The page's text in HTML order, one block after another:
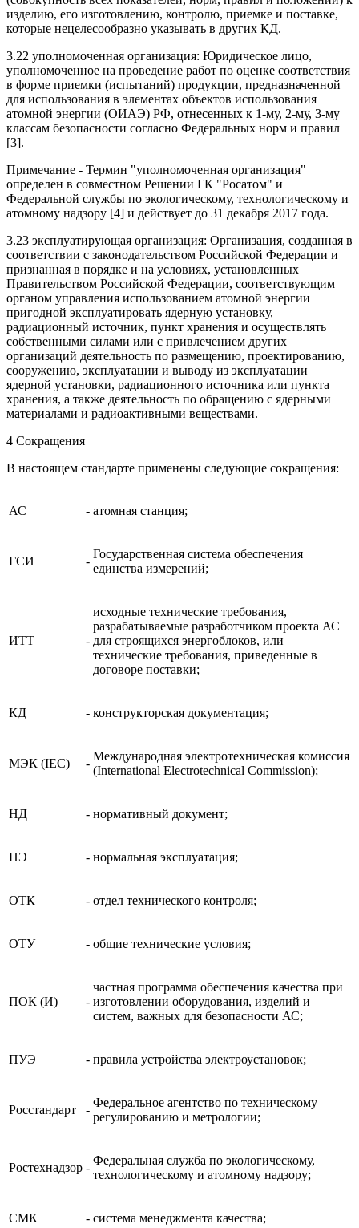
изделию, его изготовлению, контролю, приемке и поставке,
которые нецелесообразно указывать в других КД.
3.22 уполномоченная организация: Юридическое лицо,
уполномоченное на проведение работ по оценке соответствия
в форме приемки (испытаний) продукции, предназначенной
для использования в элементах объектов использования
атомной энергии (ОИАЭ) РФ, отнесенных к 1-му, 2-му, 3-му
классам безопасности согласно Федеральных норм и правил
[3].
Примечание - Термин "уполномоченная организация"
определен в совместном Решении ГК "Росатом" и
Федеральной службы по экологическому, технологическому и
атомному надзору [4] и действует до 31 декабря 2017 года.
3.23 эксплуатирующая организация: Организация, созданная в
соответствии с законодательством Российской Федерации и
признанная в порядке и на условиях, установленных
Правительством Российской Федерации, соответствующим
органом управления использованием атомной энергии
пригодной эксплуатировать ядерную установку,
радиационный источник, пункт хранения и осуществлять
собственными силами или с привлечением других
организаций деятельность по размещению, проектированию,
сооружению, эксплуатации и выводу из эксплуатации
ядерной установки, радиационного источника или пункта
хранения, а также деятельность по обращению с ядерными
материалами и радиоактивными веществами.
4 Сокращения
В настоящем стандарте применены следующие сокращения:
АС - атомная станция;
ГСИ -
Государственная система обеспечения
единства измерений;
ИТТ -
исходные технические требования,
разрабатываемые разработчиком проекта АС
для строящихся энергоблоков, или
технические требования, приведенные в
договоре поставки;
КД - конструкторская документация;
МЭК (IEC) -
Международная электротехническая комиссия
(International Electrotechnical Commission);
НД - нормативный документ;
НЭ - нормальная эксплуатация;
ОТК - отдел технического контроля;
ОТУ - общие технические условия;
ПОК (И) -
частная программа обеспечения качества при
изготовлении оборудования, изделий и
систем, важных для безопасности АС;
ПУЭ - правила устройства электроустановок;
Росстандарт -
Федеральное агентство по техническому
регулированию и метрологии;
Ростехнадзор -
Федеральная служба по экологическому,
технологическому и атомному надзору;
СМК - система менеджмента качества;